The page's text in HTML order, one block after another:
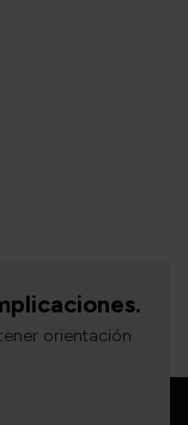
orientación